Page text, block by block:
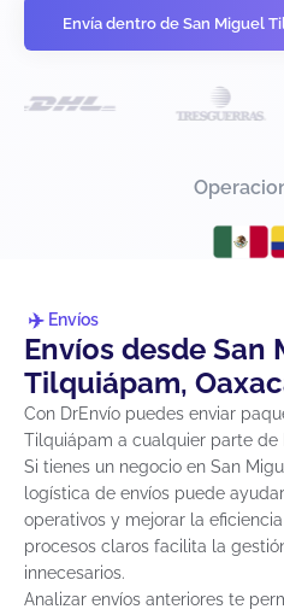
Envía dentro de San Miguel
Envíos
Envíos desde San
Tilquiápam,
Con DrEnvío puedes enviar
Tilquiápam a cualquier parte de
Si tienes un negocio en San
logística de envíos puede
operativos y mejorar la
procesos claros facilita la
innecesarios.
Analizar envíos anteriores te